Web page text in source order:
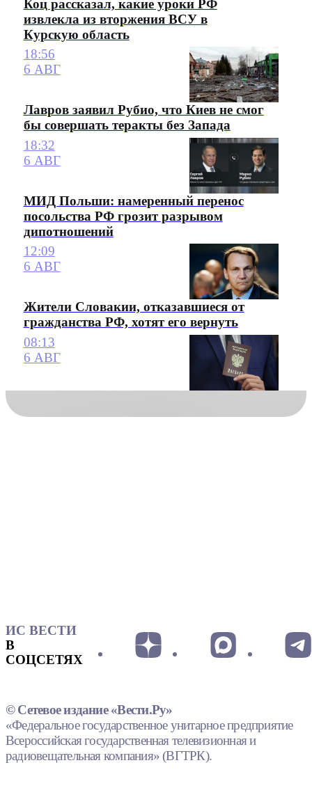
Коц рассказал, какие уроки РФ
извлекла из вторжения ВСУ в
Курскую область
18:56
6 АВГ
Лавров заявил Рубио, что Киев не смог
бы совершать теракты без Запада
18:32
6 АВГ
МИД Польши: намеренный перенос
посольства РФ грозит разрывом
дипотношений
12:09
6 АВГ
Жители Словакии, отказавшиеся от
гражданства РФ, хотят его вернуть
08:13
6 АВГ
ИС ВЕСТИ
В
СОЦСЕТЯХ
© Сетевое издание «Вести.Ру»
«Федеральное государственное унитарное предприятие
Всероссийская государственная телевизионная и
радиовещательная компания» (ВГТРК).